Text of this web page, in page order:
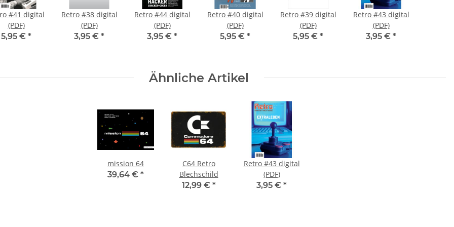
#41 digital
(PDF)
5,95 € *
Retro #38 digital
(PDF)
3,95 € *
Retro #44 digital
(PDF)
3,95 € *
Retro #40 digital
(PDF)
5,95 € *
Retro #39 digital
(PDF)
5,95 € *
Retro #43 digital
(PDF)
3,95 € *
Ähnliche Artikel
mission 64
39,64 € *
C64 Retro
Blechschild
12,99 € *
Retro #43 digital
(PDF)
3,95 € *